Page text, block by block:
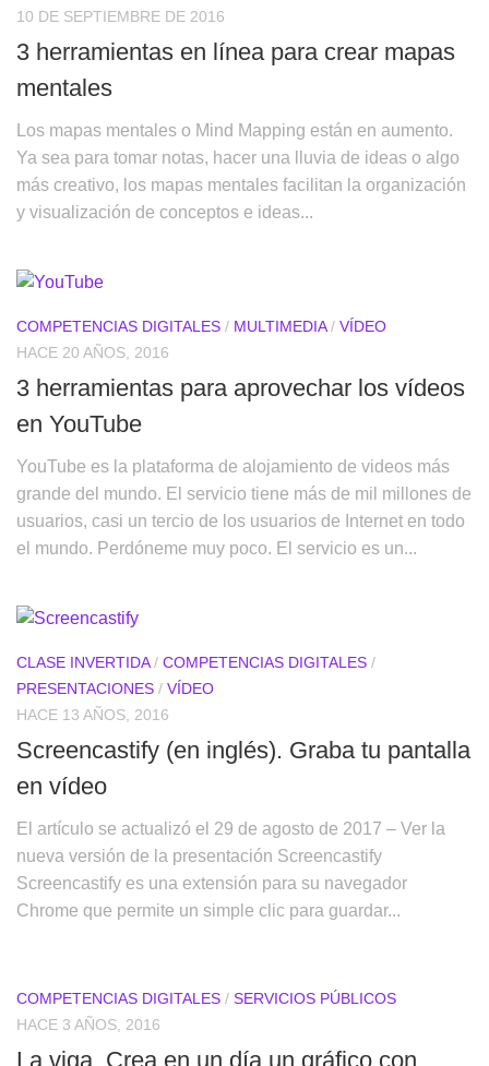
10 DE SEPTIEMBRE DE 2016
3 herramientas en línea para crear mapas
mentales
Los mapas mentales o Mind Mapping están en aumento.
Ya sea para tomar notas, hacer una lluvia de ideas o algo
más creativo, los mapas mentales facilitan la organización
y visualización de conceptos e ideas...
COMPETENCIAS DIGITALES / MULTIMEDIA/ VÍDEO
HACE 20 AÑOS, 2016
3 herramientas para aprovechar los vídeos
en YouTube
YouTube es la plataforma de alojamiento de videos más
grande del mundo. El servicio tiene más de mil millones de
usuarios, casi un tercio de los usuarios de Internet en todo
el mundo. Perdóneme muy poco. El servicio es un...
CLASE INVERTIDA/ COMPETENCIAS DIGITALES /
PRESENTACIONES / VÍDEO
HACE 13 AÑOS, 2016
Screencastify (en inglés). Graba tu pantalla
en vídeo
El artículo se actualizó el 29 de agosto de 2017 – Ver la
nueva versión de la presentación Screencastify
Screencastify es una extensión para su navegador
Chrome que permite un simple clic para guardar...
COMPETENCIAS DIGITALES / SERVICIOS PÚBLICOS
HACE 3 AÑOS, 2016
La viga. Crea en un día un gráfico con